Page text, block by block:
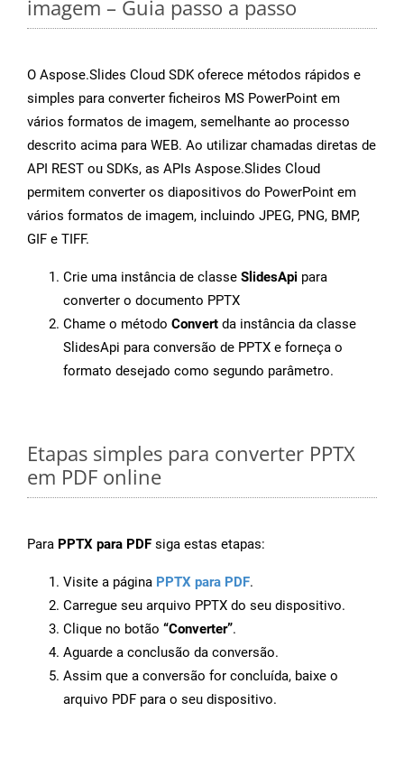
imagem – Guia passo a passo
O Aspose.Slides Cloud SDK oferece métodos rápidos e
simples para converter ficheiros MS PowerPoint em
vários formatos de imagem, semelhante ao processo
descrito acima para WEB. Ao utilizar chamadas diretas de
API REST ou SDKs, as APIs Aspose.Slides Cloud
permitem converter os diapositivos do PowerPoint em
vários formatos de imagem, incluindo JPEG, PNG, BMP,
GIF e TIFF.
Crie uma instância de classe SlidesApi para
converter o documento PPTX
Chame o método Convert da instância da classe
SlidesApi para conversão de PPTX e forneça o
formato desejado como segundo parâmetro.
Etapas simples para converter PPTX
em PDF online
Para PPTX para PDF siga estas etapas:
Visite a página PPTX para PDF.
Carregue seu arquivo PPTX do seu dispositivo.
Clique no botão “Converter”.
Aguarde a conclusão da conversão.
Assim que a conversão for concluída, baixe o
arquivo PDF para o seu dispositivo.